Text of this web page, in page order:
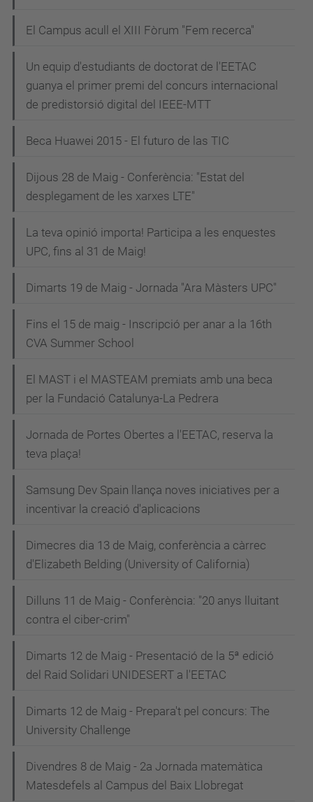
El Campus acull el XIII Fòrum "Fem recerca"
Un equip d'estudiants de doctorat de l'EETAC
guanya el primer premi del concurs internacional
de predistorsió digital del IEEE-MTT
Beca Huawei 2015 - El futuro de las TIC
Dijous 28 de Maig - Conferència: "Estat del
desplegament de les xarxes LTE"
La teva opinió importa! Participa a les enquestes
UPC, fins al 31 de Maig!
Dimarts 19 de Maig - Jornada "Ara Màsters UPC"
Fins el 15 de maig - Inscripció per anar a la 16th
CVA Summer School
El MAST i el MASTEAM premiats amb una beca
per la Fundació Catalunya-La Pedrera
Jornada de Portes Obertes a l'EETAC, reserva la
teva plaça!
Samsung Dev Spain llança noves iniciatives per a
incentivar la creació d'aplicacions
Dimecres dia 13 de Maig, conferència a càrrec
d'Elizabeth Belding (University of California)
Dilluns 11 de Maig - Conferència: "20 anys lluitant
contra el ciber-crim"
Dimarts 12 de Maig - Presentació de la 5ª edició
del Raid Solidari UNIDESERT a l'EETAC
Dimarts 12 de Maig - Prepara't pel concurs: The
University Challenge
Divendres 8 de Maig - 2a Jornada matemàtica
Matesdefels al Campus del Baix Llobregat